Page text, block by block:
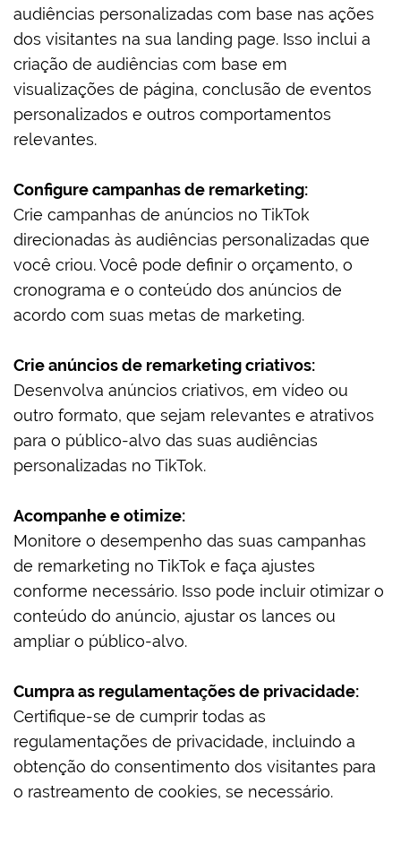
audiências personalizadas com base nas ações
dos visitantes na sua landing page. Isso inclui a
criação de audiências com base em
visualizações de página, conclusão de eventos
personalizados e outros comportamentos
relevantes.
Configure campanhas de remarketing:
Crie campanhas de anúncios no TikTok
direcionadas às audiências personalizadas que
você criou. Você pode definir o orçamento, o
cronograma e o conteúdo dos anúncios de
acordo com suas metas de marketing.
Crie anúncios de remarketing criativos:
Desenvolva anúncios criativos, em vídeo ou
outro formato, que sejam relevantes e atrativos
para o público-alvo das suas audiências
personalizadas no TikTok.
Acompanhe e otimize:
Monitore o desempenho das suas campanhas
de remarketing no TikTok e faça ajustes
conforme necessário. Isso pode incluir otimizar o
conteúdo do anúncio, ajustar os lances ou
ampliar o público-alvo.
Cumpra as regulamentações de privacidade:
Certifique-se de cumprir todas as
regulamentações de privacidade, incluindo a
obtenção do consentimento dos visitantes para
o rastreamento de cookies, se necessário.